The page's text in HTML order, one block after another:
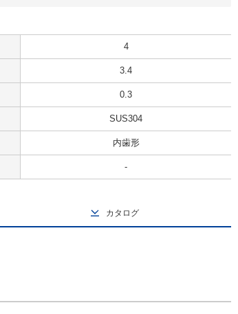
4
3.4
0.3
SUS304
内歯形
-
カタログ